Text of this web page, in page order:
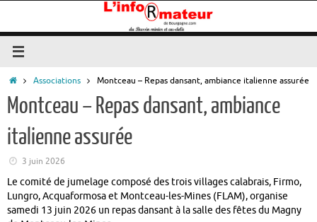
contenu
Accueil
Associations Montceau – Repas dansant, ambiance italienne assurée
Montceau – Repas dansant, ambiance
italienne assurée
3 juin 2026
Le comité de jumelage composé des trois villages calabrais, Firmo,
Lungro, Acquaformosa et Montceau-les-Mines (FLAM), organise
samedi 13 juin 2026 un repas dansant à la salle des fêtes du Magny